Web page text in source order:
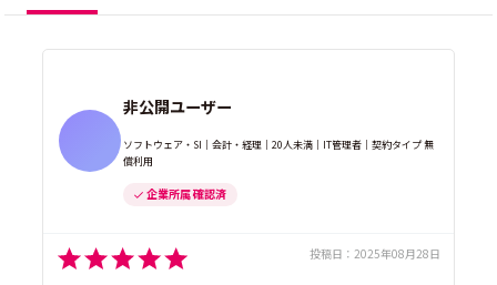
非公開ユーザー
ソフトウェア・SI｜会計・経理｜20人未満｜IT管理者｜契約タイプ 無
償利用
企業所属 確認済
投稿日： 2025年08月28日